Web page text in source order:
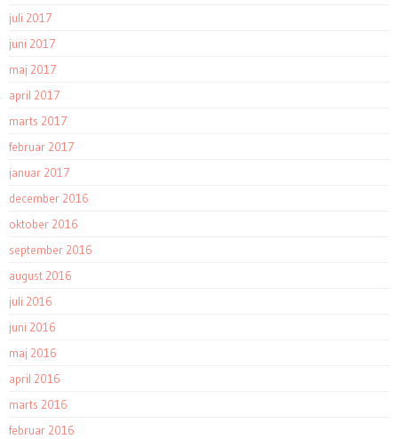
juli 2017
juni 2017
maj 2017
april 2017
marts 2017
februar 2017
januar 2017
december 2016
oktober 2016
september 2016
august 2016
juli 2016
juni 2016
maj 2016
april 2016
marts 2016
februar 2016